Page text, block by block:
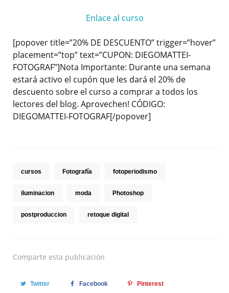
Enlace al curso
[popover title=”20% DE DESCUENTO” trigger=”hover”
placement=”top” text=”CUPON: DIEGOMATTEI-
FOTOGRAF”]Nota Importante: Durante una semana
estará activo el cupón que les dará el 20% de
descuento sobre el curso a comprar a todos los
lectores del blog. Aprovechen! CÓDIGO:
DIEGOMATTEI-FOTOGRAF[/popover]
cursos Fotografía fotoperiodismo
iluminacion moda Photoshop
postproduccion retoque digital
Comparte esta publicación
Twitter Facebook Pinterest